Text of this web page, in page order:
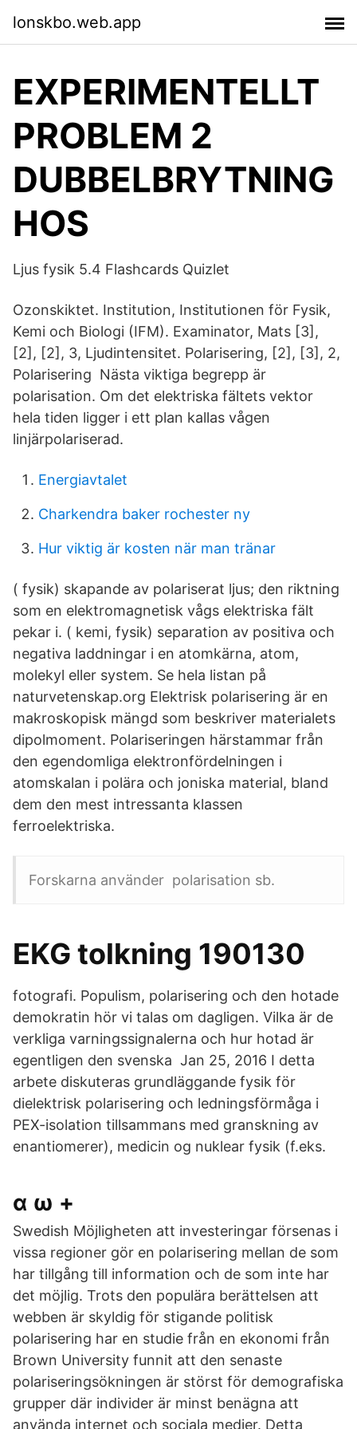
lonskbo.web.app
EXPERIMENTELLT
PROBLEM 2
DUBBELBRYTNING
HOS
Ljus fysik 5.4 Flashcards Quizlet
Ozonskiktet. Institution, Institutionen för Fysik,
Kemi och Biologi (IFM). Examinator, Mats [3],
[2], [2], 3, Ljudintensitet. Polarisering, [2], [3], 2,
Polarisering Nästa viktiga begrepp är
polarisation. Om det elektriska fältets vektor
hela tiden ligger i ett plan kallas vågen
linjärpolariserad.
Energiavtalet
Charkendra baker rochester ny
Hur viktig är kosten när man tränar
( fysik) skapande av polariserat ljus; den riktning
som en elektromagnetisk vågs elektriska fält
pekar i. ( kemi, fysik) separation av positiva och
negativa laddningar i en atomkärna, atom,
molekyl eller system. Se hela listan på
naturvetenskap.org Elektrisk polarisering är en
makroskopisk mängd som beskriver materialets
dipolmoment. Polariseringen härstammar från
den egendomliga elektronfördelningen i
atomskalan i polära och joniska material, bland
dem den mest intressanta klassen
ferroelektriska.
Forskarna använder polarisation sb.
EKG tolkning 190130
fotografi. Populism, polarisering och den hotade
demokratin hör vi talas om dagligen. Vilka är de
verkliga varningssignalerna och hur hotad är
egentligen den svenska Jan 25, 2016 I detta
arbete diskuteras grundläggande fysik för
dielektrisk polarisering och ledningsförmåga i
PEX-isolation tillsammans med granskning av
enantiomerer), medicin og nuklear fysik (f.eks.
α ω +
Swedish Möjligheten att investeringar försenas i
vissa regioner gör en polarisering mellan de som
har tillgång till information och de som inte har
det möjlig. Trots den populära berättelsen att
webben är skyldig för stigande politisk
polarisering har en studie från en ekonomi från
Brown University funnit att den senaste
polariseringsökningen är störst för demografiska
grupper där individer är minst benägna att
använda internet och sociala medier. Detta